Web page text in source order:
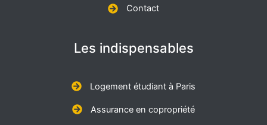
Contact
Les indispensables
Logement étudiant à Paris
Assurance en copropriété